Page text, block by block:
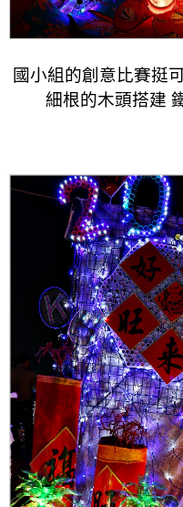
國小組的創意比賽挺
細根的木頭搭建